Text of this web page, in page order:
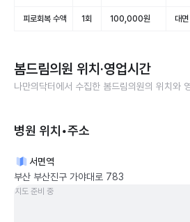
피로회복 수액 1회 100,000원 대면
봄드림의원 위치·영업시간
나만의닥터에서 수집한 봄드림의원의 위치와
병원 위치•주소
서면역
부산 부산진구 가야대로 783
지도 준비 중